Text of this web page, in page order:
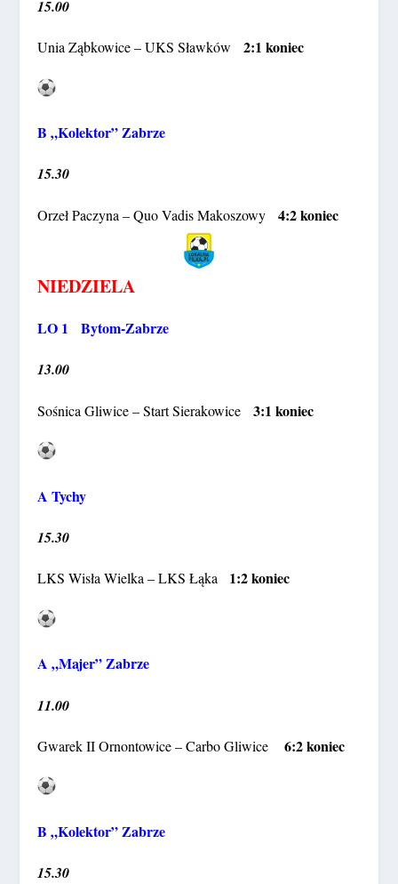
15.00
Unia Ząbkowice – UKS Sławków2:1 koniec
B „Kolektor” Zabrze
15.30
Orzeł Paczyna – Quo Vadis Makoszowy4:2 koniec
NIEDZIELA
LO 1 Bytom-Zabrze
13.00
Sośnica Gliwice – Start Sierakowice3:1 koniec
A Tychy
15.30
LKS Wisła Wielka – LKS Łąka 1:2 koniec
A „Majer” Zabrze
11.00
Gwarek II Ornontowice – Carbo Gliwice6:2 koniec
B „Kolektor” Zabrze
15.30